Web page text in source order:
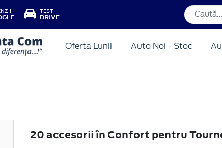
TEST
DRIVE
Oferta Lunii Auto Noi - Stoc
CUSTOM
20 accesorii în Confort pentru